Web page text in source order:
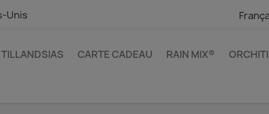
Unis
TILLANDSIAS CARTE CADEAU RAIN MIX®